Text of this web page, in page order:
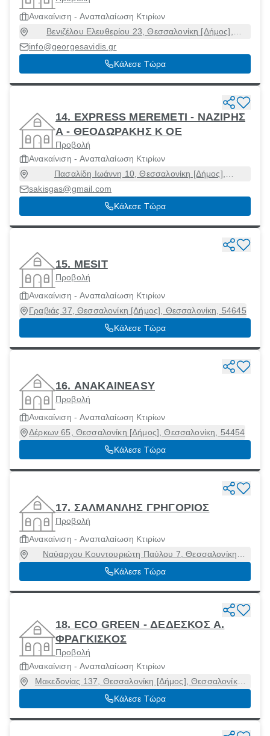
Ανακαίνιση - Αναπαλαίωση Κτιρίων
Βενιζέλου Ελευθερίου 23, Θεσσαλονίκη [Δήμος],
Θεσσαλονίκη, 54624
info@georgesavidis.gr
Κάλεσε Τώρα
14. EXPRESS MEREMETI - ΝΑΖΙΡΗΣ
Α - ΘΕΟΔΩΡΑΚΗΣ Κ ΟΕ
Προβολή
Ανακαίνιση - Αναπαλαίωση Κτιρίων
Πασαλίδη Ιωάννη 10, Θεσσαλονίκη [Δήμος],
Θεσσαλονίκη, 54453
sakisgas@gmail.com
Κάλεσε Τώρα
15. MESIT
Προβολή
Ανακαίνιση - Αναπαλαίωση Κτιρίων
Γραβιάς 37, Θεσσαλονίκη [Δήμος], Θεσσαλονίκη, 54645
Κάλεσε Τώρα
16. ANAKAINEASY
Προβολή
Ανακαίνιση - Αναπαλαίωση Κτιρίων
Δέρκων 65, Θεσσαλονίκη [Δήμος], Θεσσαλονίκη, 54454
Κάλεσε Τώρα
17. ΣΑΛΜΑΝΛΗΣ ΓΡΗΓΟΡΙΟΣ
Προβολή
Ανακαίνιση - Αναπαλαίωση Κτιρίων
Ναύαρχου Κουντουριώτη Παύλου 7, Θεσσαλονίκη
[Δήμος], Θεσσαλονίκη, 56728
Κάλεσε Τώρα
18. ECO GREEN - ΔΕΔΕΣΚΟΣ Α.
ΦΡΑΓΚΙΣΚΟΣ
Προβολή
Ανακαίνιση - Αναπαλαίωση Κτιρίων
Μακεδονίας 137, Θεσσαλονίκη [Δήμος], Θεσσαλονίκη,
54248
Κάλεσε Τώρα